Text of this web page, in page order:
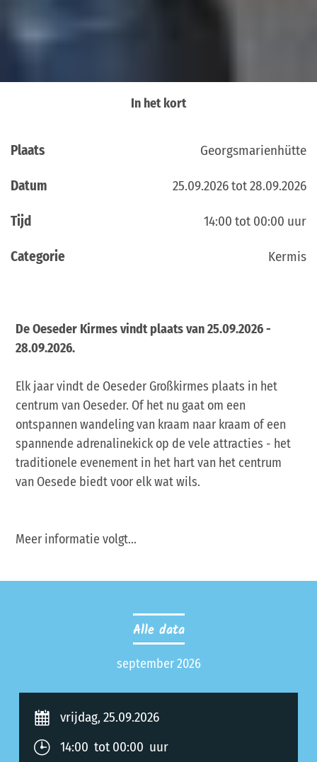
In het kort
Plaats Georgsmarienhütte
Datum 25.09.2026 tot 28.09.2026
Tijd 14:00 tot 00:00 uur
Categorie Kermis
De Oeseder Kirmes vindt plaats van 25.09.2026 -
28.09.2026.
Elk jaar vindt de Oeseder Großkirmes plaats in het
centrum van Oeseder. Of het nu gaat om een
ontspannen wandeling van kraam naar kraam of een
spannende adrenalinekick op de vele attracties - het
traditionele evenement in het hart van het centrum
van Oesede biedt voor elk wat wils.
Meer informatie volgt...
Alle data
september 2026
vrijdag, 25.09.2026
14:00 tot 00:00 uur